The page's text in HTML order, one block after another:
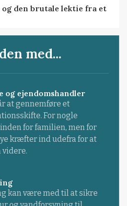
den brutale lektie fra et
med...
og ejendomshandler
at gennemføre et
For nogle
for familien, men for
kræfter ind udefra for at
videre.
kan være med til at sikre